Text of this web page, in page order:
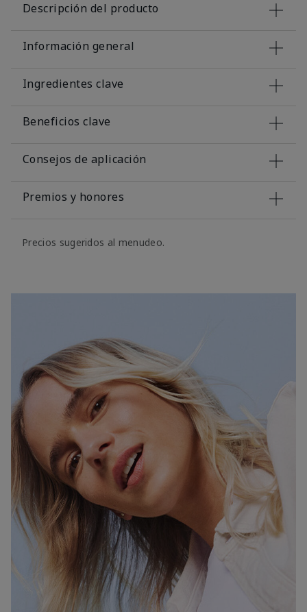
Descripción del producto
Información general
Ingredientes clave
Beneficios clave
Consejos de aplicación
Premios y honores
Precios sugeridos al menudeo.